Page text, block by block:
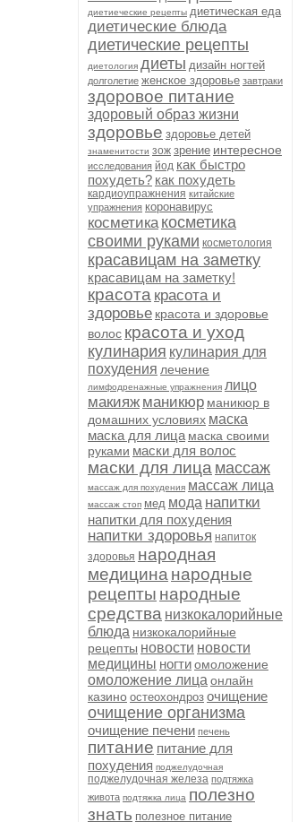
диетиеческие рецепты диетическая еда
диетические блюда
диетические рецепты
диетология диеты дизайн ногтей
долголетие женское здоровье завтраки
здоровое питание
здоровый образ жизни
здоровье здоровье детей
знаменитости зож зрение интересное
исследования йод как быстро
похудеть? как похудеть
кардиоупражнения китайские
упражнения коронавирус
косметика косметика
своими руками косметология
красавицам на заметку
красавицам на заметку!
красота красота и
здоровье красота и здоровье
волос красота и уход
кулинария кулинария для
похудения лечение
лимфодренажные упражнения лицо
макияж маникюр маникюр в
домашних условиях маска
маска для лица маска своими
руками маски для волос
маски для лица массаж
массаж для похудения массаж лица
массаж стоп мед мода напитки
напитки для похудения
напитки здоровья напиток
здоровья народная
медицина народные
рецепты народные
средства низкокалорийные
блюда низкокалорийные
рецепты новости новости
медицины ногтиомоложение
омоложение лица онлайн
казино остеохондроз очищение
очищение организма
очищение печени печень
питание питание для
похудения поджелудочная
поджелудочная железа подтяжка
живота подтяжка лица полезно
знать полезное питание